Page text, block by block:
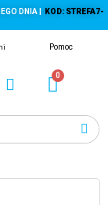
DNIA |
KOD: STREFA7-
Pomoc